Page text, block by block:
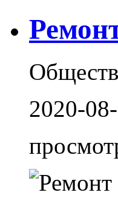
2020-